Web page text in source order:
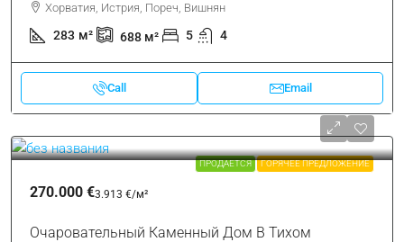
Хорватия, Истрия, Пореч, Вишнян
283 м² 688 м² 5 4
Call Email
ПРОДАЕТСЯ ГОРЯЧЕЕ ПРЕДЛОЖЕНИЕ
270.000 €3.913 €/м²
Очаровательный Каменный Дом В Тихом